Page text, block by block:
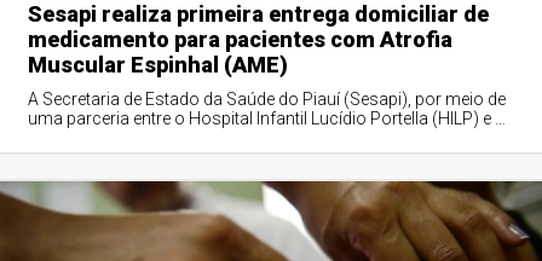
Sesapi realiza primeira entrega domiciliar de
medicamento para pacientes com Atrofia
Muscular Espinhal (AME)
A Secretaria de Estado da Saúde do Piauí (Sesapi), por meio de
uma parceria entre o Hospital Infantil Lucídio Portella (HILP) e a